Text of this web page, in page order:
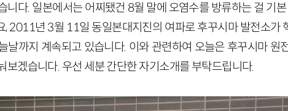
니다. 일본에서는 어찌됐건 8월 말에 오염수를 방류하는 걸 기
, 2011년 3월 11일 동일본대지진의 여파로 후꾸시마 발전소가
날까지 계속되고 있습니다. 이와 관련하여 오늘은 후꾸시마 원
보겠습니다. 우선 세분 간단한 자기소개를 부탁드립니다.